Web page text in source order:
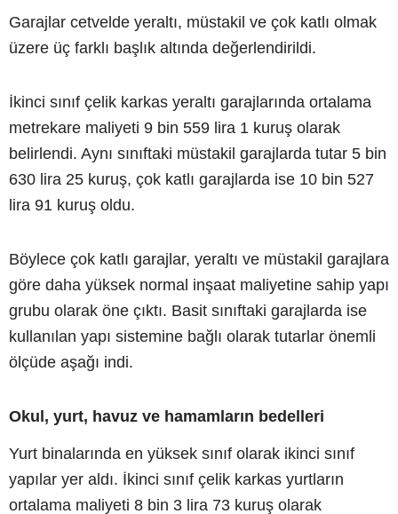
Garajlar cetvelde yeraltı, müstakil ve çok katlı olmak
üzere üç farklı başlık altında değerlendirildi.
İkinci sınıf çelik karkas yeraltı garajlarında ortalama
metrekare maliyeti 9 bin 559 lira 1 kuruş olarak
belirlendi. Aynı sınıftaki müstakil garajlarda tutar 5 bin
630 lira 25 kuruş, çok katlı garajlarda ise 10 bin 527
lira 91 kuruş oldu.
Böylece çok katlı garajlar, yeraltı ve müstakil garajlara
göre daha yüksek normal inşaat maliyetine sahip yapı
grubu olarak öne çıktı. Basit sınıftaki garajlarda ise
kullanılan yapı sistemine bağlı olarak tutarlar önemli
ölçüde aşağı indi.
Okul, yurt, havuz ve hamamların bedelleri
Yurt binalarında en yüksek sınıf olarak ikinci sınıf
yapılar yer aldı. İkinci sınıf çelik karkas yurtların
ortalama maliyeti 8 bin 3 lira 73 kuruş olarak